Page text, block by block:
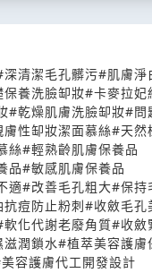
深清潔毛孔髒污#肌膚淨
養洗臉缷妝#卡麥拉妃
#乾燥肌膚洗臉缷妝#問
膚性缷妝潔面慕絲#天然
絲#輕熟齡肌膚保養品
品#敏感肌膚保養品
適#改善毛孔粗大#保持
痘防止粉刺#收斂毛孔
軟化代謝老廢角質#收斂
潤鎖水#植萃美容護膚
容護膚代工開發設計